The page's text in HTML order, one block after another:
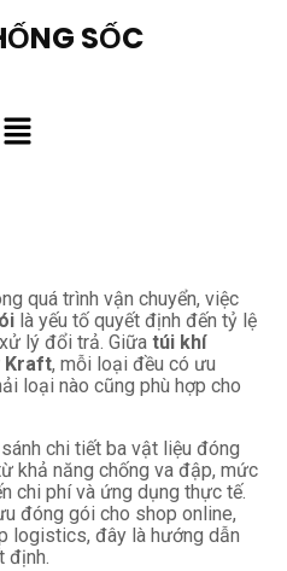
SỐC
quá trình vận chuyển, việc
là yếu tố quyết định đến tỷ lệ
lý đổi trả. Giữatúi khí
Kraft, mỗi loại đều có ưu
loại nào cũng phù hợp cho
chi tiết ba vật liệu đóng
khả năng chống va đập, mức
chi phí và ứng dụng thực tế.
đóng gói cho shop online,
logistics, đây là hướng dẫn
định.